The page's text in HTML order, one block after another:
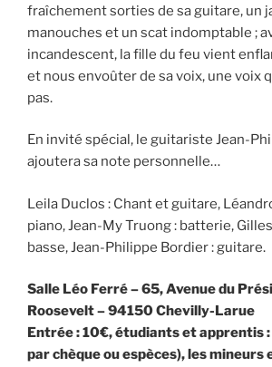
fraîchement sorties de sa guitare, un
manouches et un scat indomptable ;
incandescent, la fille du feu vient
et nous envoûter de sa voix, une voix
pas.
En invité spécial, le guitariste Jean-
ajoutera sa note personnelle…
Leila Duclos : Chant et guitare,
piano, Jean-My Truong : batterie,
basse, Jean-Philippe Bordier : guitare.
Salle Léo Ferré – 65, Avenue du
Roosevelt – 94150 Chevilly-Larue
Entrée : 10€, étudiants et apprentis
par chèque ou espèces), les mineurs